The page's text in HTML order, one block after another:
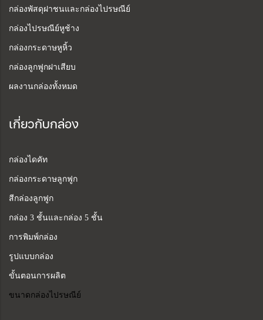
กล่องพัสดุฝาชนและกล่องไปรษณีย์
กล่องไปรษณีย์หูช้าง
กล่องกระดาษหูหิ้ว
กล่องลูกฟูกฝาเสียบ
ผลงานกล่องทั้งหมด
เกี่ยวกับกล่อง
กล่องไดคัท
กล่องกระดาษลูกฟูก
สีกล่องลูกฟูก
กล่อง 3 ชั้นและกล่อง 5 ชั้น
การพิมพ์กล่อง
รูปแบบกล่อง
ขั้นตอนการผลิต
ขนาดกล่องไปรษณีย์